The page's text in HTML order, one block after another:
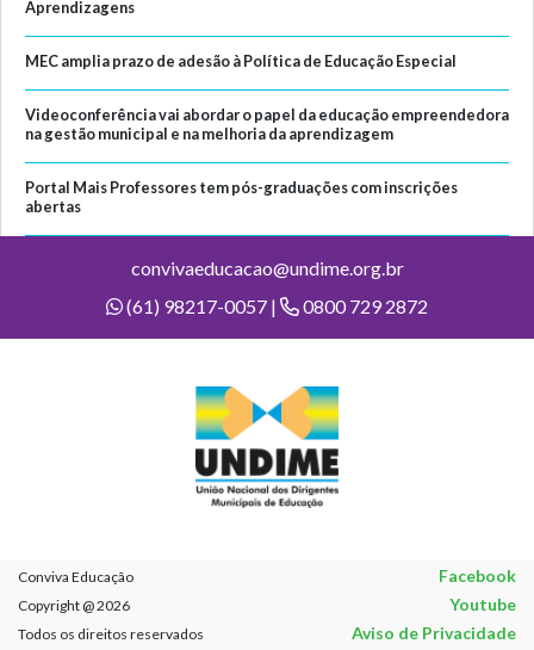
Aprendizagens
MEC amplia prazo de adesão à Política de Educação Especial
Videoconferência vai abordar o papel da educação empreendedora
na gestão municipal e na melhoria da aprendizagem
Portal Mais Professores tem pós-graduações com inscrições
abertas
convivaeducacao@undime.org.br
(61) 98217-0057 |
0800 729 2872
Conviva Educação Facebook
Copyright @ 2026 Youtube
Todos os direitos reservados Aviso de Privacidade